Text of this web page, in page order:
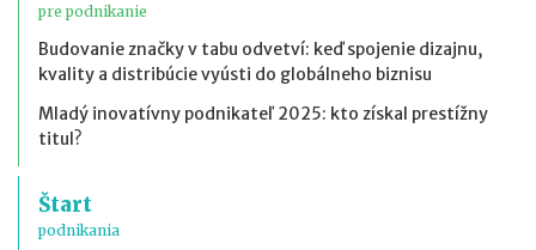
pre podnikanie
Budovanie značky v tabu odvetví: keď spojenie dizajnu,
kvality a distribúcie vyústi do globálneho biznisu
Mladý inovatívny podnikateľ 2025: kto získal prestížny
titul?
Štart
podnikania